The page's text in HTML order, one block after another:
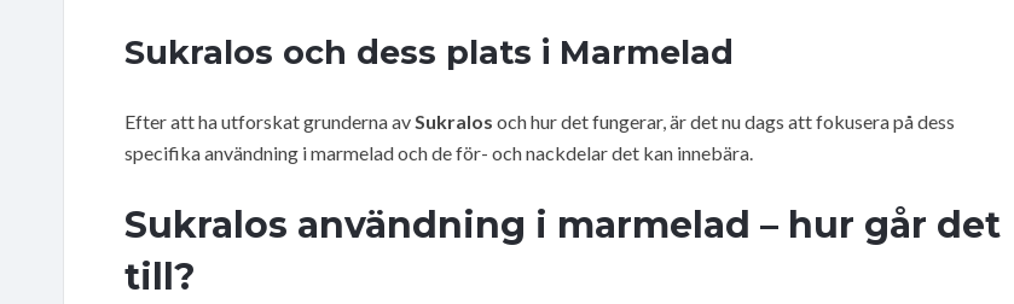
Sukralos och dess plats i Marmelad
Efter att ha utforskat grunderna avSukralos och hur det fungerar, är det nu dags att fokusera på dess
specifika användning i marmelad och de för- och nackdelar det kan innebära.
Sukralos användning i marmelad – hur går det
till?